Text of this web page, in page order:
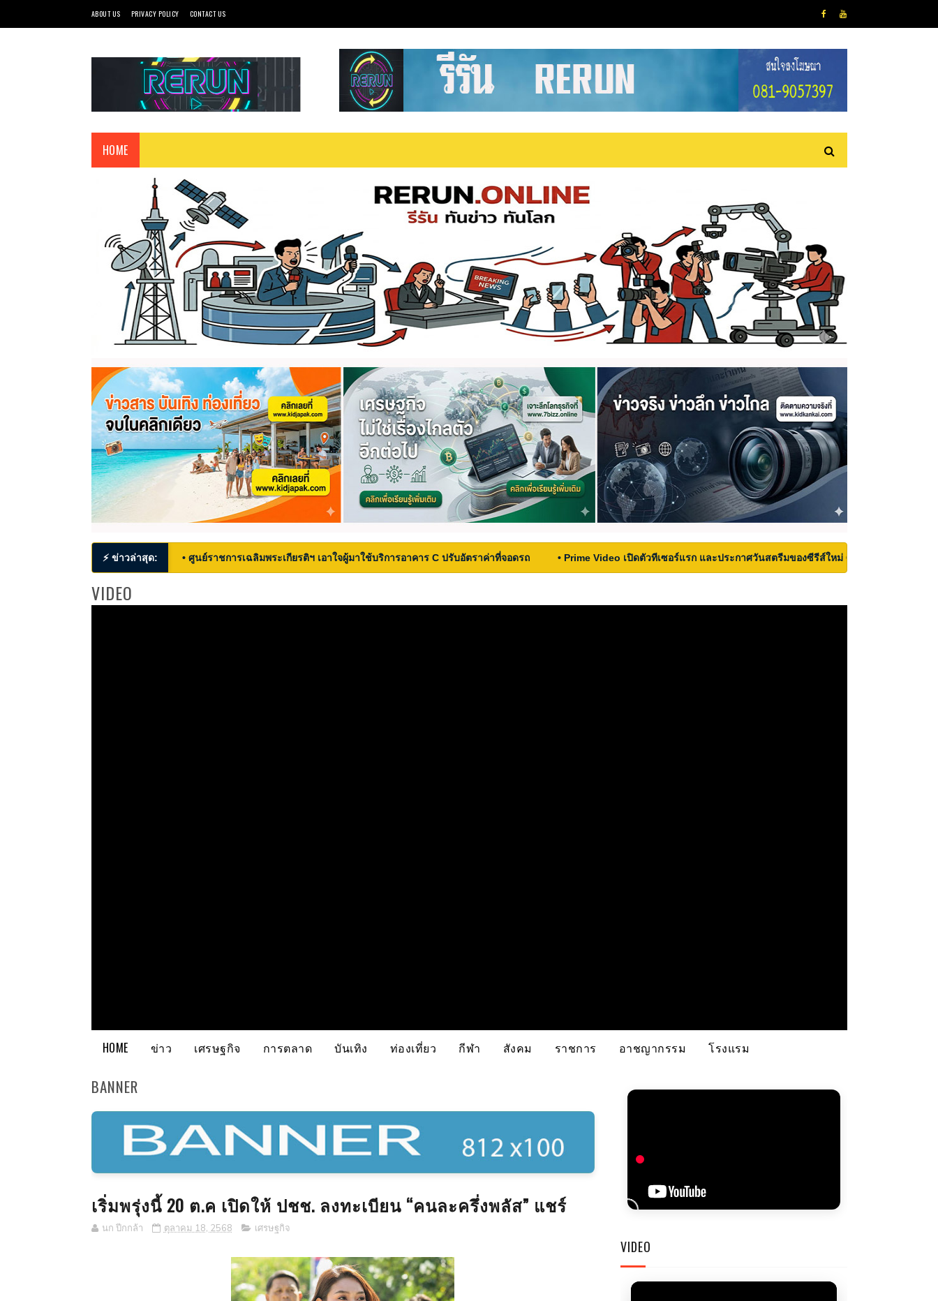
ABOUT US PRIVACY POLICY CONTACT US
HOME
⚡ ข่าวล่าสุด: • ศูนย์ราชการเฉลิมพระเกียรติฯ เอาใจผู้มาใช้บริการอาคาร C ปรับอัตราค่าที่จอดรถ • Prime Video เปิดตัวทีเซอร์แรก และประกาศวันสตรีมของซีรีส์ใหม่ Carrie บนเวที San
VIDEO
HOME ข่าว เศรษฐกิจ การตลาด บันเทิง ท่องเที่ยว กีฬา สังคม ราชการ อาชญากรรม โรงแรม
BANNER
เริ่มพรุ่งนี้ 20 ต.ค เปิดให้ ปชช. ลงทะเบียน “คนละครึ่งพลัส” แชร์
นก ปีกกล้า ตุลาคม 18, 2568 เศรษฐกิจ
VIDEO